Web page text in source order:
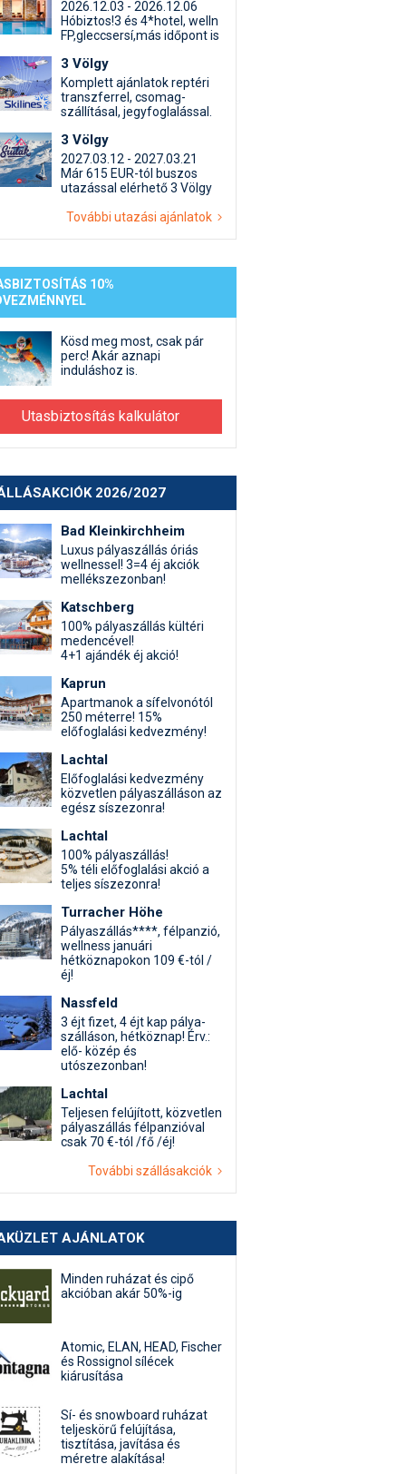
Termékkereső
egyéb síeléshez kapcsolódó téma
beszélgetések
2026.12.03 - 2026.12.06
Hóbiztos!3 és 4*hotel, welln
FP,gleccsersí,más időpont is
3 Völgy
Komplett ajánlatok reptéri
transzferrel, csomag-
szállításal, jegyfoglalással.
3 Völgy
2027.03.12 - 2027.03.21
Már 615 EUR-tól buszos
utazással elérhető 3 Völgy
További utazási ajánlatok
10%
Kösd meg most, csak pár
perc! Akár aznapi
induláshoz is.
Utasbiztosítás kalkulátor
2026/2027
Bad Kleinkirchheim
Luxus pályaszállás óriás
wellnessel! 3=4 éj akciók
mellékszezonban!
Katschberg
100% pályaszállás kültéri
medencével!
4+1 ajándék éj akció!
Kaprun
Apartmanok a sífelvonótól
250 méterre! 15%
előfoglalási kedvezmény!
Lachtal
Előfoglalási kedvezmény
közvetlen pályaszálláson az
egész síszezonra!
Lachtal
100% pályaszállás!
5% téli előfoglalási akció a
teljes síszezonra!
Turracher Höhe
Pályaszállás****, félpanzió,
wellness januári
hétköznapokon 109 €-tól /
éj!
Nassfeld
3 éjt fizet, 4 éjt kap pálya-
szálláson, hétköznap! Érv.:
elő- közép és
utószezonban!
Lachtal
Teljesen felújított, közvetlen
pályaszállás félpanzióval
csak 70 €-tól /fő /éj!
További szállásakciók
AJÁNLATOK
Minden ruházat és cipő
akcióban akár 50%-ig
Atomic, ELAN, HEAD, Fischer
és Rossignol sílécek
kiárusítása
Sí- és snowboard ruházat
teljeskörű felújítása,
tisztítása, javítása és
méretre alakítása!